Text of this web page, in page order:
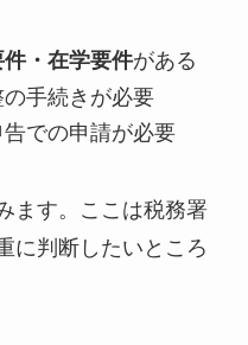
件・在学要件がある
手続きが必要
での申請が必要
ます。ここは税務署
に判断したいところ